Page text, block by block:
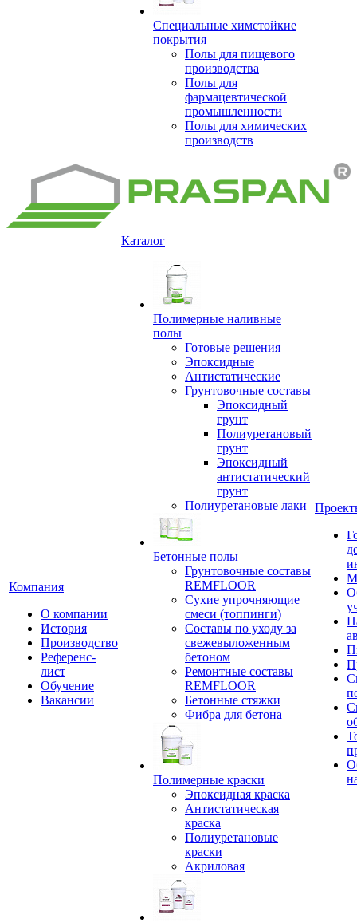
Специальные химстойкие
покрытия
Полы для пищевого
производства
Полы для
фармацевтической
промышленности
Полы для химических
производств
Компания
О компании
История
Производство
Референс-
лист
Обучение
Вакансии
Каталог
Полимерные наливные
полы
Готовые решения
Эпоксидные
Антистатические
Грунтовочные составы
Эпоксидный
грунт
Полиуретановый
грунт
Эпоксидный
антистатический
грунт
Полиуретановые лаки
Бетонные полы
Грунтовочные составы
REMFLOOR
Сухие упрочняющие
смеси (топпинги)
Составы по уходу за
свежевыложенным
бетоном
Ремонтные составы
REMFLOOR
Бетонные стяжки
Фибра для бетона
Полимерные краски
Эпоксидная краска
Антистатическая
краска
Полиуретановые
краски
Акриловая